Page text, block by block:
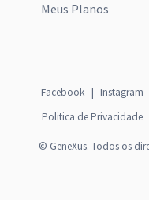
Meus Planos
Facebook | Instagram
Politica de Privacidade
© GeneXus. Todos os